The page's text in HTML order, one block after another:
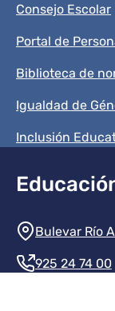
Consejo Escolar
Portal de
Biblioteca de
Igualdad de
Inclusión
Bulevar Río
925 24 74 00